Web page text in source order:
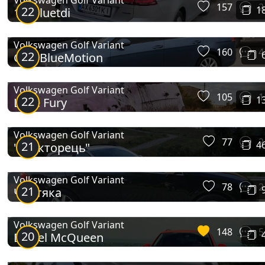
22
1.6 bluetdi 157 2
22
Volkswagen Golf Variant
Golf BlueMotion 160 4
22
Volkswagen Golf Variant
Little Fury 105 1
21
Volkswagen Golf Variant
"Тракторець" 77 2
21
Volkswagen Golf Variant
Чортяка 78 2
20
Volkswagen Golf Variant
Diesel McQueen 148 5